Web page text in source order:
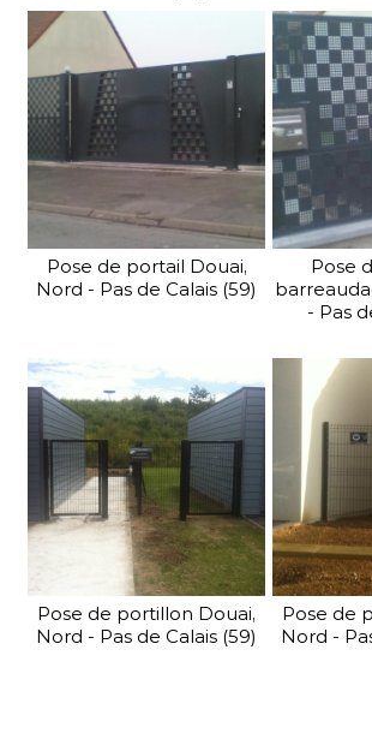
Pose de portail Douai,
Nord - Pas de Calais (59)
Pose
- Pas
Pose de portillon Douai,
Nord - Pas de Calais (59)
Pose de
Nord -